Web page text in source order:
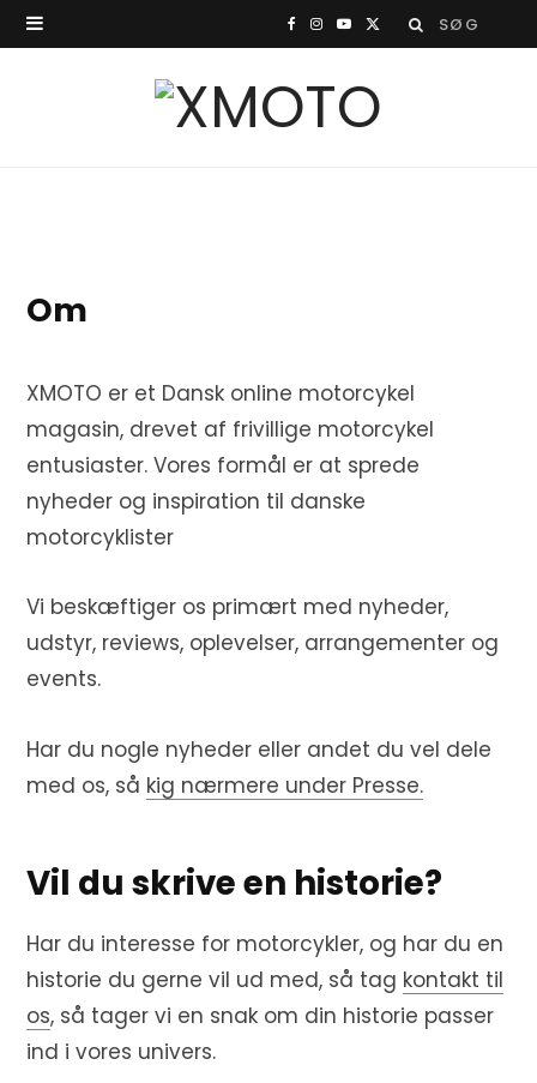
Search
F
c
I Y
u
X
T
r
Om
XMOTO er et Dansk online motorcykel
magasin, drevet af frivillige motorcykel
entusiaster. Vores formål er at sprede
nyheder og inspiration til danske
motorcyklister
Vi beskæftiger os primært med nyheder,
udstyr, reviews, oplevelser, arrangementer og
events.
Har du nogle nyheder eller andet du vel dele
med os, så kig nærmere under Presse.
Vil du skrive en historie?
Har du interesse for motorcykler, og har du en
historie du gerne vil ud med, så tag kontakt til
os, så tager vi en snak om din historie passer
ind i vores univers.